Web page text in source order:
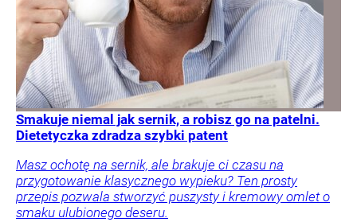
Smakuje niemal jak sernik, a robisz go na patelni.
Dietetyczka zdradza szybki patent
Masz ochotę na sernik, ale brakuje ci czasu na
przygotowanie klasycznego wypieku? Ten prosty
przepis pozwala stworzyć puszysty i kremowy omlet o
smaku ulubionego deseru.